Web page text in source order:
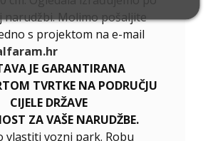
narudžbi. Molimo pošaljite
s projektom na e-mail
JE GARANTIRANA
TVRTKE NA PODRUČJU
CIJELE DRŽAVE
ZA VAŠE NARUDŽBE.
vlastiti vozni park. Robu